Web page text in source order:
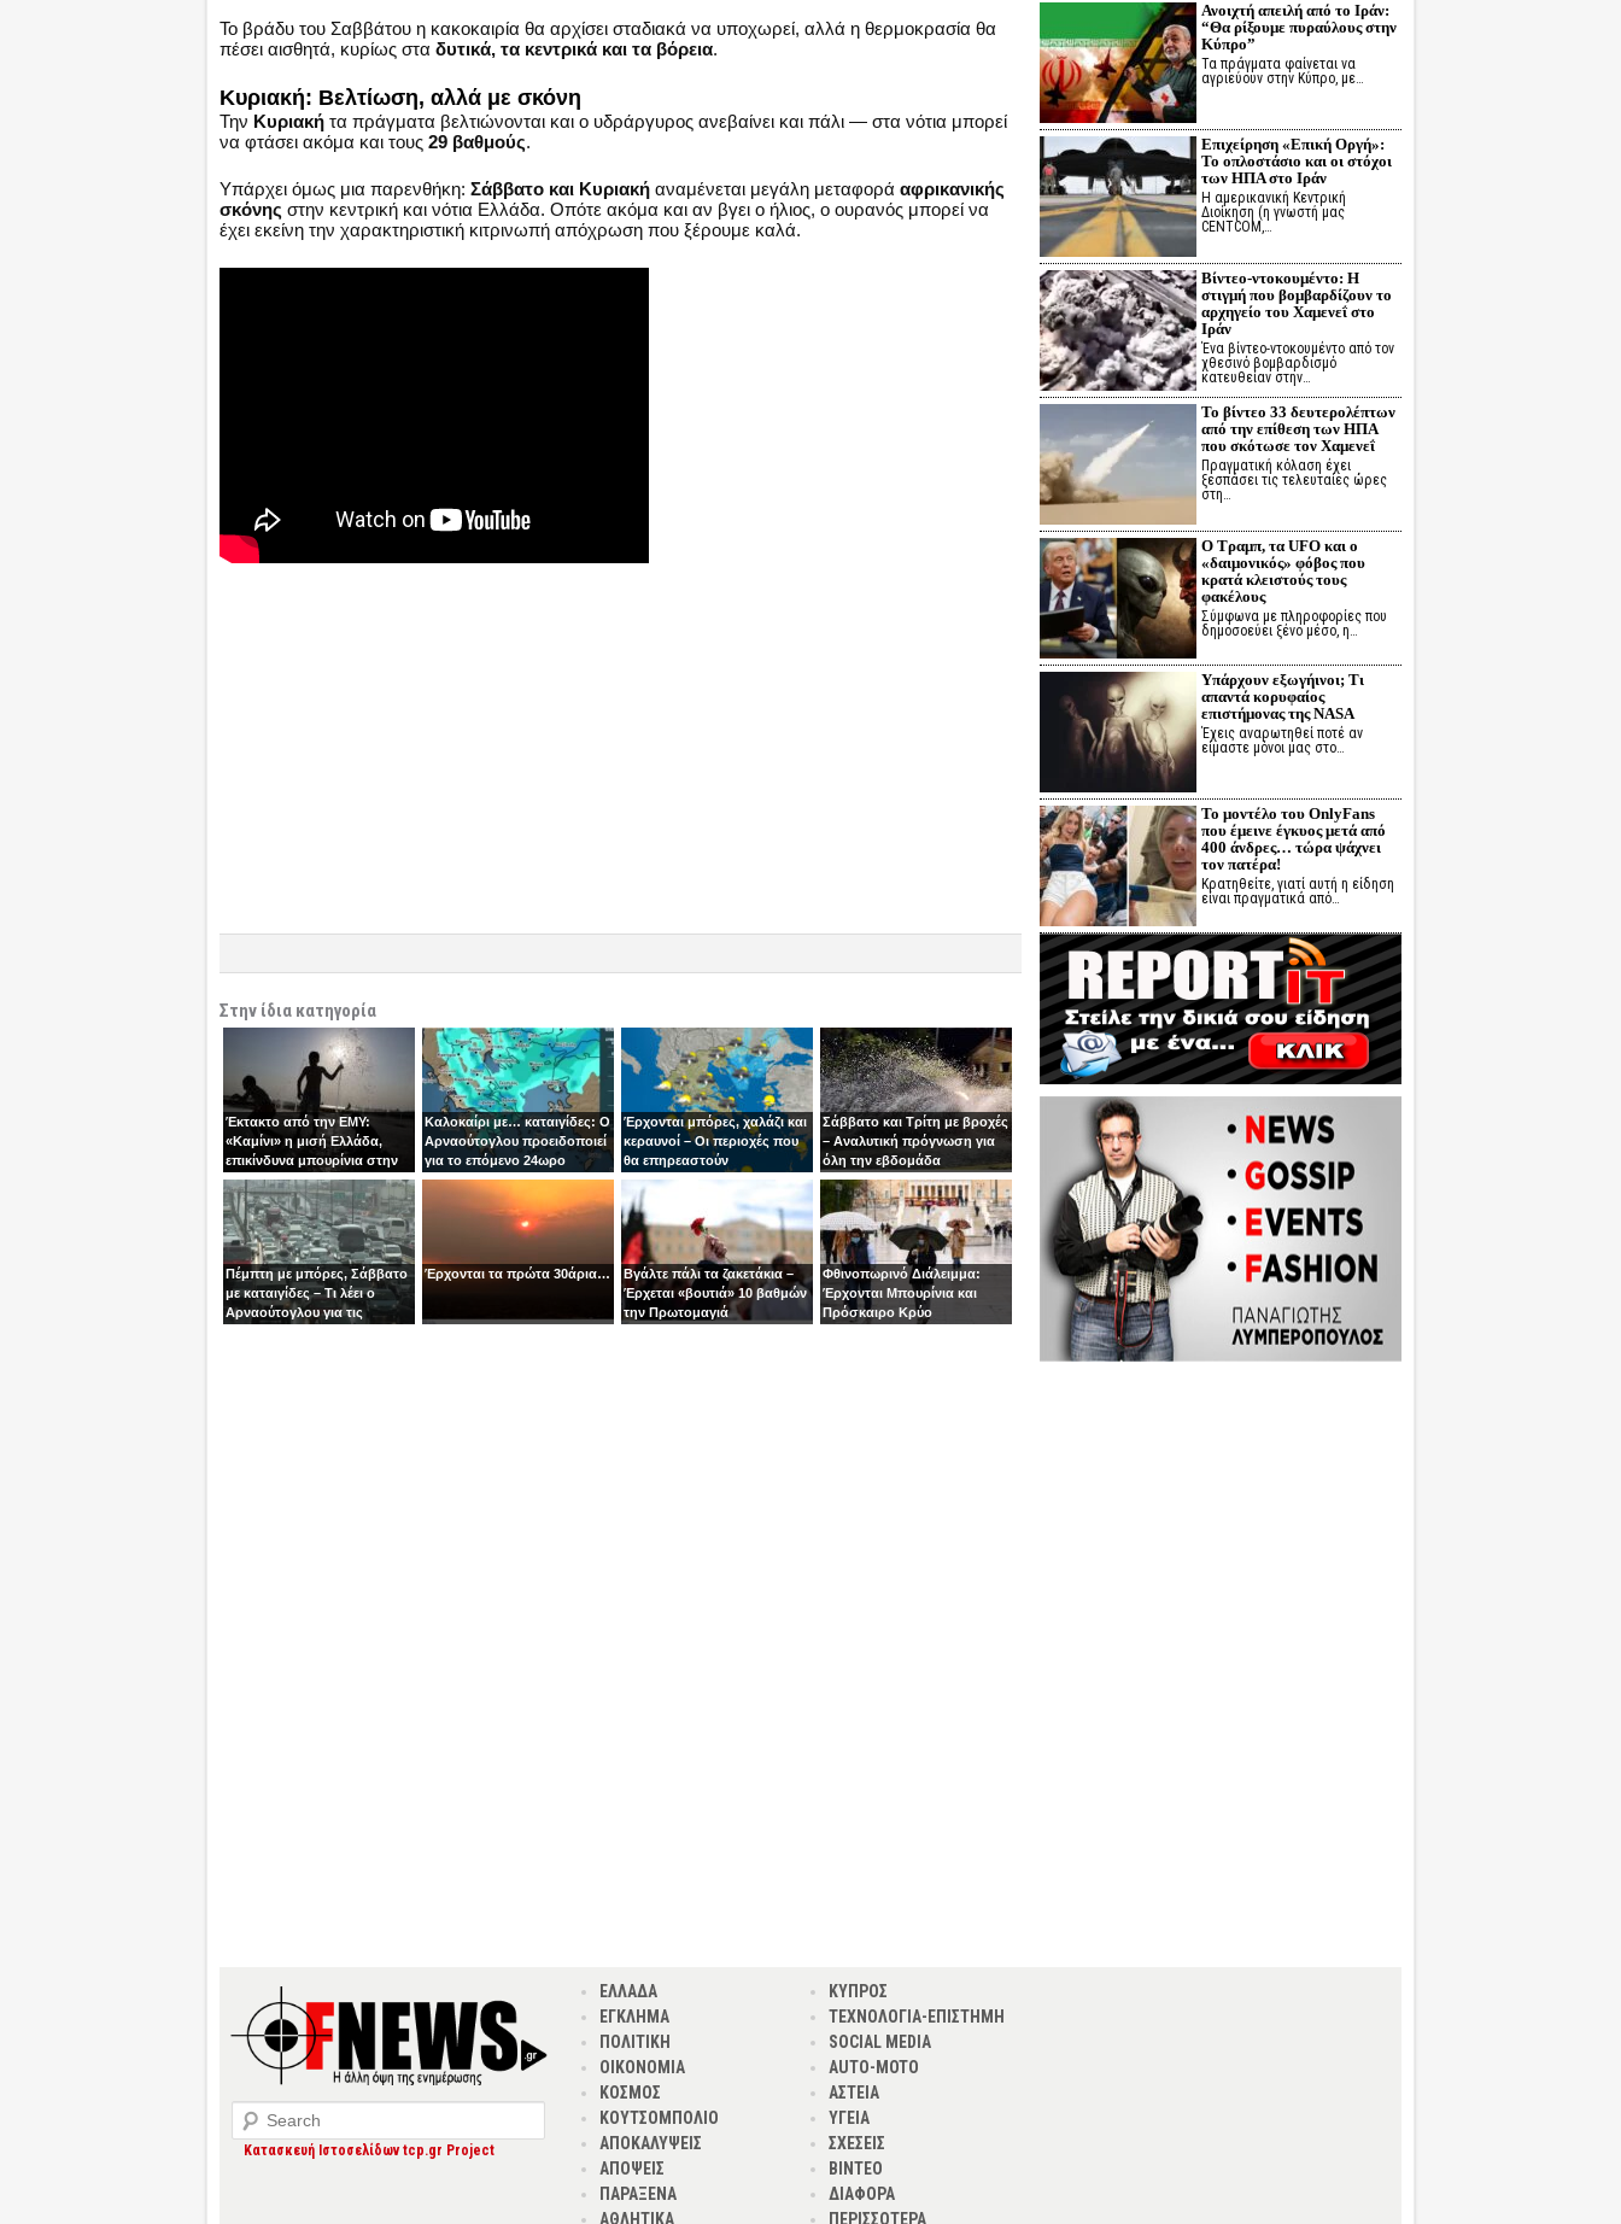
Το βράδυ του Σαββάτου η κακοκαιρία θα αρχίσει σταδιακά να υποχωρεί, αλλά η θερμοκρασία θα
πέσει αισθητά, κυρίως στα δυτικά, τα κεντρικά και τα βόρεια.
Κυριακή: Βελτίωση, αλλά με σκόνη
Την Κυριακή τα πράγματα βελτιώνονται και ο υδράργυρος ανεβαίνει και πάλι — στα νότια μπορεί
να φτάσει ακόμα και τους 29 βαθμούς.
Υπάρχει όμως μια παρενθήκη: Σάββατο και Κυριακή αναμένεται μεγάλη μεταφορά αφρικανικής
σκόνης στην κεντρική και νότια Ελλάδα. Οπότε ακόμα και αν βγει ο ήλιος, ο ουρανός μπορεί να
έχει εκείνη την χαρακτηριστική κιτρινωπή απόχρωση που ξέρουμε καλά.
Στην ίδια κατηγορία
Έκτακτο από την ΕΜΥ:
«Καμίνι» η μισή Ελλάδα,
επικίνδυνα μπουρίνια στην
υπόλοιπη
Καλοκαίρι με… καταιγίδες: Ο
Αρναούτογλου προειδοποιεί
για το επόμενο 24ωρο
Έρχονται μπόρες, χαλάζι και
κεραυνοί – Οι περιοχές που
θα επηρεαστούν
περισσότερο
Σάββατο και Τρίτη με βροχές
– Αναλυτική πρόγνωση για
όλη την εβδομάδα
Πέμπτη με μπόρες, Σάββατο
με καταιγίδες – Τι λέει ο
Αρναούτογλου για τις
Έρχονται τα πρώτα 30άρια…
Βγάλτε πάλι τα ζακετάκια –
Έρχεται «βουτιά» 10 βαθμών
την Πρωτομαγιά
Φθινοπωρινό Διάλειμμα:
Έρχονται Μπουρίνια και
Πρόσκαιρο Κρύο
Ανοιχτή απειλή από το Ιράν:
“Θα ρίξουμε πυραύλους στην
Κύπρο”
Τα πράγματα φαίνεται να
αγριεύουν στην Κύπρο, με…
Επιχείρηση «Επική Οργή»:
Το οπλοστάσιο και οι στόχοι
των ΗΠΑ στο Ιράν
Η αμερικανική Κεντρική
Διοίκηση (η γνωστή μας
CENTCOM,…
Βίντεο-ντοκουμέντο: Η
στιγμή που βομβαρδίζουν το
αρχηγείο του Χαμενεΐ στο
Ιράν
Ένα βίντεο-ντοκουμέντο από τον
χθεσινό βομβαρδισμό
κατευθείαν στην…
Το βίντεο 33 δευτερολέπτων
από την επίθεση των ΗΠΑ
που σκότωσε τον Χαμενεΐ
Πραγματική κόλαση έχει
ξεσπάσει τις τελευταίες ώρες
στη…
Ο Τραμπ, τα UFO και ο
«δαιμονικός» φόβος που
κρατά κλειστούς τους
φακέλους
Σύμφωνα με πληροφορίες που
δημοσοεύει ξένο μέσο, η…
Υπάρχουν εξωγήινοι; Τι
απαντά κορυφαίος
επιστήμονας της NASA
Έχεις αναρωτηθεί ποτέ αν
είμαστε μόνοι μας στο…
Το μοντέλο του OnlyFans
που έμεινε έγκυος μετά από
400 άνδρες… τώρα ψάχνει
τον πατέρα!
Κρατηθείτε, γιατί αυτή η είδηση
είναι πραγματικά από…
Search
Κατασκευή Ιστοσελίδων tcp.gr Project
ΕΛΛΑΔΑ
ΕΓΚΛΗΜΑ
ΠΟΛΙΤΙΚΗ
ΟΙΚΟΝΟΜΙΑ
ΚΟΣΜΟΣ
ΚΟΥΤΣΟΜΠΟΛΙΟ
ΑΠΟΚΑΛΥΨΕΙΣ
ΑΠΟΨΕΙΣ
ΠΑΡΑΞΕΝΑ
ΑΘΛΗΤΙΚΑ
ΚΥΠΡΟΣ
ΤΕΧΝΟΛΟΓΙΑ-ΕΠΙΣΤΗΜΗ
SOCIAL MEDIA
AUTO-MOTO
ΑΣΤΕΙΑ
ΥΓΕΙΑ
ΣΧΕΣΕΙΣ
ΒΙΝΤΕΟ
ΔΙΑΦΟΡΑ
ΠΕΡΙΣΣΟΤΕΡΑ